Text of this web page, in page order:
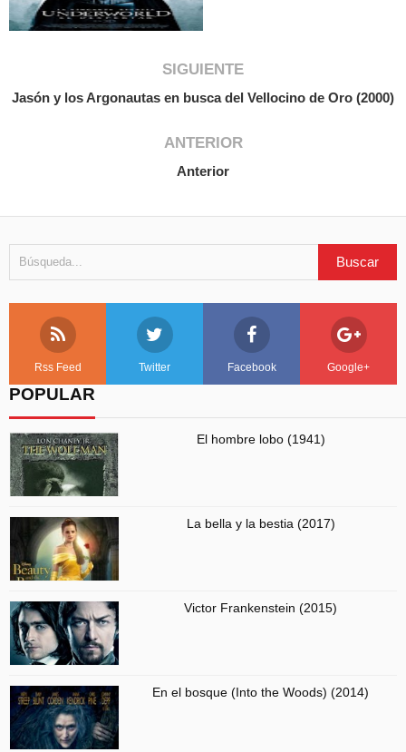
SIGUIENTE
Jasón y los Argonautas en busca del Vellocino de Oro (2000)
ANTERIOR
Anterior
Rss Feed Twitter Facebook Google+
POPULAR
El hombre lobo (1941)
La bella y la bestia (2017)
Victor Frankenstein (2015)
En el bosque (Into the Woods) (2014)